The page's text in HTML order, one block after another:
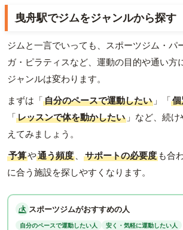
曳舟駅でジムをジャンルから探す
ジムと一言でいっても、スポーツジム・パ
ガ・ピラティスなど、運動の目的や通い方
ジャンルは変わります。
まずは「自分のペースで運動したい 」「
「レッスンで体を動かしたい 」など、続
えてみましょう。
予算や通う頻度 、 サポートの必要度 も合
に合う施設を探しやすくなります。
スポーツジムがおすすめの人
自分のペースで運動したい人
安く・気軽に運動したい人